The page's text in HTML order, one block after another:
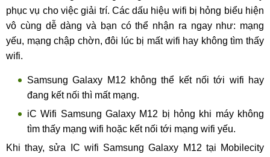
phục vụ cho việc giải trí. Các dấu hiệu wifi bị hỏng biểu hiện
vô cùng dễ dàng và bạn có thể nhận ra ngay như: mạng
yếu, mạng chập chờn, đôi lúc bị mất wifi hay không tìm thấy
wifi.
Samsung Galaxy M12 không thể kết nối tới wifi hay
đang kết nối thì mất mạng.
iC Wifi Samsung Galaxy M12 bị hỏng khi máy không
tìm thấy mạng wifi hoặc kết nối tới mạng wifi yếu.
Khi thay, sửa IC wifi Samsung Galaxy M12 tại Mobilecity